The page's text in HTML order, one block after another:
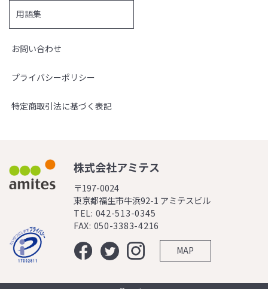
用語集
お問い合わせ
プライバシーポリシー
特定商取引法に基づく表記
株式会社アミテス
〒197-0024
東京都福生市牛浜92-1 アミテスビル
TEL: 042-513-0345
FAX: 050-3383-4216
MAP